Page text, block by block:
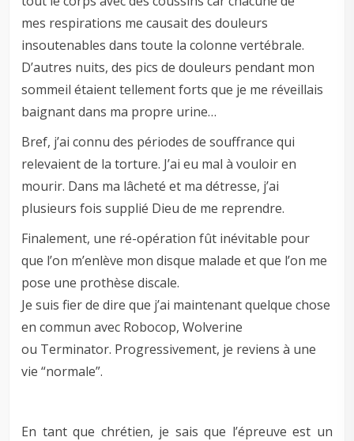
mes respirations me causait des douleurs
insoutenables dans toute la colonne vertébrale.
D’autres nuits, des pics de douleurs pendant mon
sommeil étaient tellement forts que je me réveillais
baignant dans ma propre urine…
Bref, j’ai connu des périodes de souffrance qui
relevaient de la torture. J’ai eu mal à vouloir en
mourir. Dans ma lâcheté et ma détresse, j’ai
plusieurs fois supplié Dieu de me reprendre.
Finalement, une ré-opération fût inévitable pour
que l’on m’enlève mon disque malade et que l’on me
pose une prothèse discale.
Je suis fier de dire que j’ai maintenant quelque chose
en commun avec Robocop, Wolverine
ou Terminator. Progressivement, je reviens à une
vie “normale”.
En tant que chrétien, je sais que l’épreuve est un